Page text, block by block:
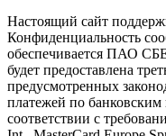
Настоящий сайт
Конфиденциальность
обеспечивается ПАО
будет предоставлена
предусмотренных
платежей по банковским
соответствии с